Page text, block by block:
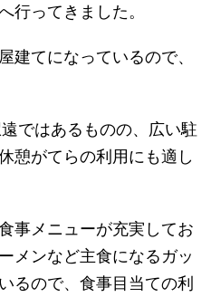
行ってきました。
建てになっているので、
ではあるものの、広い駐
憩がてらの利用にも適し
事メニューが充実してお
メンなど主食になるガッ
るので、食事目当ての利